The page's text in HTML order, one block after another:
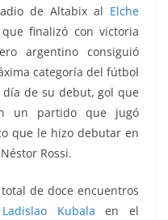
de Altabix al Elche
finalizó con victoria
argentino consiguió
categoría del fútbol
de su debut, gol que
un partido que jugó
que le hizo debutar en
Rossi.
de doce encuentros
Ladislao Kubala en el